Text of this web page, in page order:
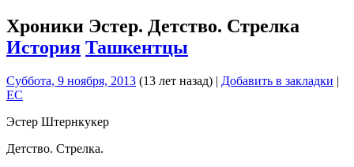
Хроники Эстер. Детство. Стрелка
История Ташкентцы
Суббота, 9 ноября, 2013 (13 лет назад) | Добавить в закладки |
EC
Эстер Штернкукер
Детство. Стрелка.